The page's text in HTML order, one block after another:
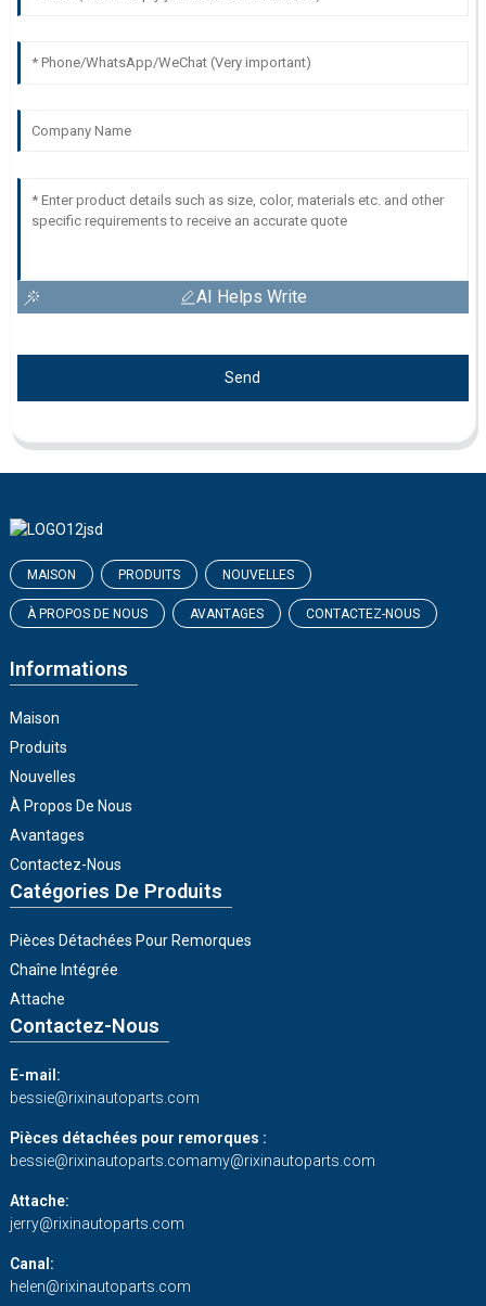
AI Helps Write
Send
MAISON PRODUITS NOUVELLES
À PROPOS DE NOUS AVANTAGES CONTACTEZ-NOUS
Informations
Maison
Produits
Nouvelles
À Propos De Nous
Avantages
Contactez-Nous
Catégories De Produits
Pièces Détachées Pour Remorques
Chaîne Intégrée
Attache
Contactez-Nous
E-mail:
bessie@rixinautoparts.com
Pièces détachées pour remorques :
bessie@rixinautoparts.comamy@rixinautoparts.com
Attache:
jerry@rixinautoparts.com
Canal:
helen@rixinautoparts.com